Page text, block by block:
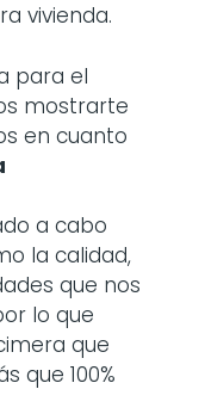
vivienda.
para el
mostrarte
en cuanto
a cabo
la calidad,
que nos
lo que
que
que 100%